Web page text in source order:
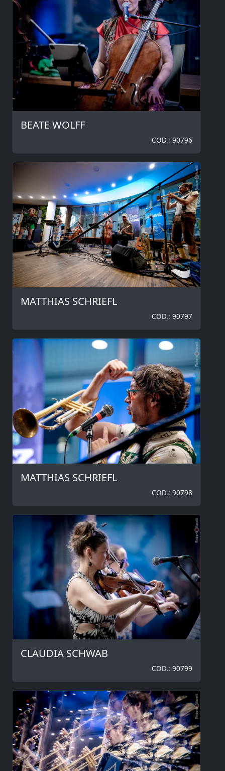
BEATE WOLFF
COD.: 90796
MATTHIAS SCHRIEFL
COD.: 90797
MATTHIAS SCHRIEFL
COD.: 90798
CLAUDIA SCHWAB
COD.: 90799